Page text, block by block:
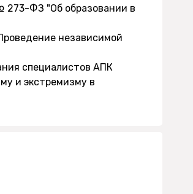
273-ФЗ "Об образовании в
независимой
специалистов АПК
и экстремизму в